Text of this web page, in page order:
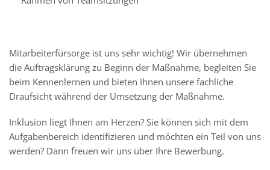
Mitarbeiterfürsorge ist uns sehr wichtig! Wir übernehmen
die Auftragsklärung zu Beginn der Maßnahme, begleiten Sie
beim Kennenlernen und bieten Ihnen unsere fachliche
Draufsicht während der Umsetzung der Maßnahme.
Inklusion liegt Ihnen am Herzen? Sie können sich mit dem
Aufgabenbereich identifizieren und möchten ein Teil von uns
werden? Dann freuen wir uns über Ihre Bewerbung.